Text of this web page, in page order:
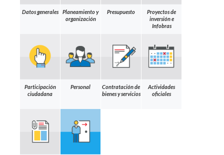
Datos generales
Planeamiento y
organización
Presupuesto
Proyectos de
inversión e
Infobras
Participación
ciudadana
Personal
Contratación de
bienes y servicios
Actividades
oficiales